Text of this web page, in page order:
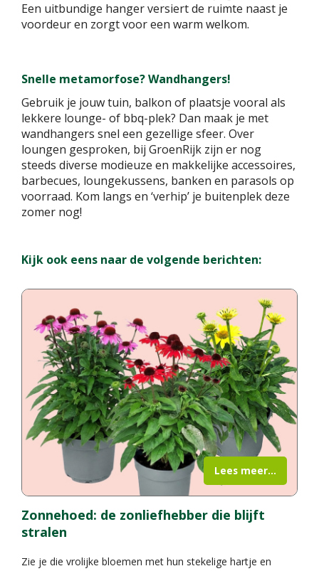
Een uitbundige hanger versiert de ruimte naast je
voordeur en zorgt voor een warm welkom.
Snelle metamorfose? Wandhangers!
Gebruik je jouw tuin, balkon of plaatsje vooral als
lekkere lounge- of bbq-plek? Dan maak je met
wandhangers snel een gezellige sfeer. Over
loungen gesproken, bij GroenRijk zijn er nog
steeds diverse modieuze en makkelijke accessoires,
barbecues, loungekussens, banken en parasols op
voorraad. Kom langs en ‘verhip’ je buitenplek deze
zomer nog!
Kijk ook eens naar de volgende berichten:
Zonnehoed: de zonliefhebber die blijft
stralen
Zie je die vrolijke bloemen met hun stekelige hartje en
Lees meer...